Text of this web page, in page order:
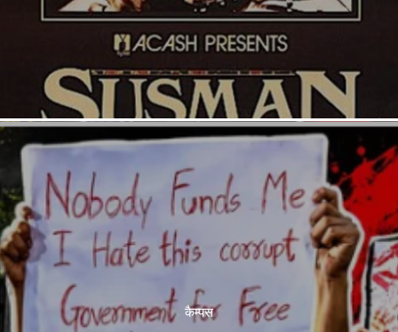
कैम्पस